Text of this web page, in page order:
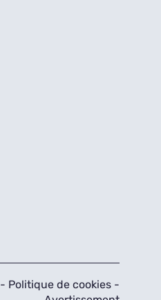
- Politique de cookies -